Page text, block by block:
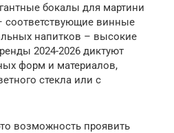
бокалы для мартини
соответствующие винные
напитков – высокие
2024-2026 диктуют
форм и материалов,
стекла или с
возможность проявить